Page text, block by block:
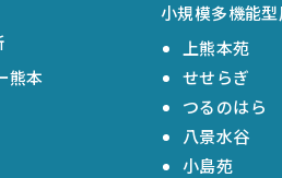
熊本
小規模多機能
上熊本苑
せせらぎ
つるのはら
八景水谷
小島苑